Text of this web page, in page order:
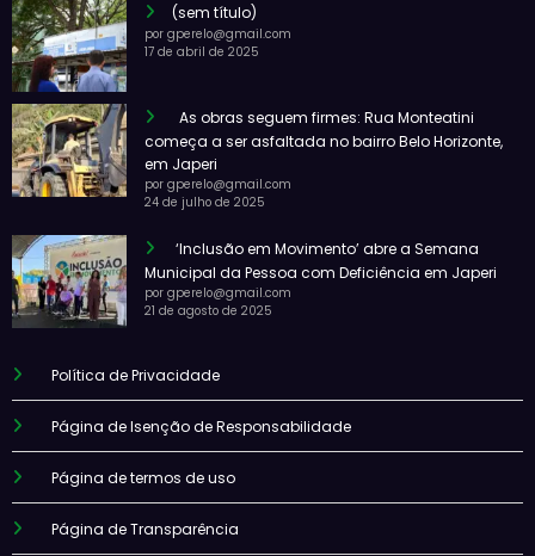
(sem título)
por gperelo@gmail.com
17 de abril de 2025
As obras seguem firmes: Rua Monteatini
começa a ser asfaltada no bairro Belo Horizonte,
em Japeri
por gperelo@gmail.com
24 de julho de 2025
‘Inclusão em Movimento’ abre a Semana
Municipal da Pessoa com Deficiência em Japeri
por gperelo@gmail.com
21 de agosto de 2025
Política de Privacidade
Página de Isenção de Responsabilidade
Página de termos de uso
Página de Transparência